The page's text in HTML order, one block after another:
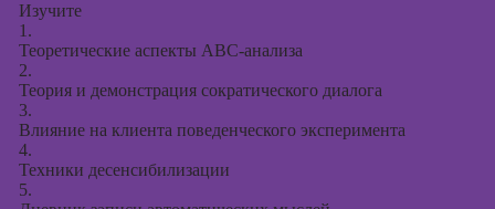
Изучите
1.
Теоретические аспекты АВС-анализа
2.
Теория и демонстрация сократического диалога
3.
Влияние на клиента поведенческого эксперимента
4.
Техники десенсибилизации
5.